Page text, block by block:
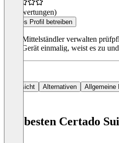
(0 Bewertungen)
Dieses Profil betreiben
Viele Mittelständler verwalten
jedes Gerät einmalig, weist es zu
Übersicht Alternativen Allgemeine
Die besten Certado